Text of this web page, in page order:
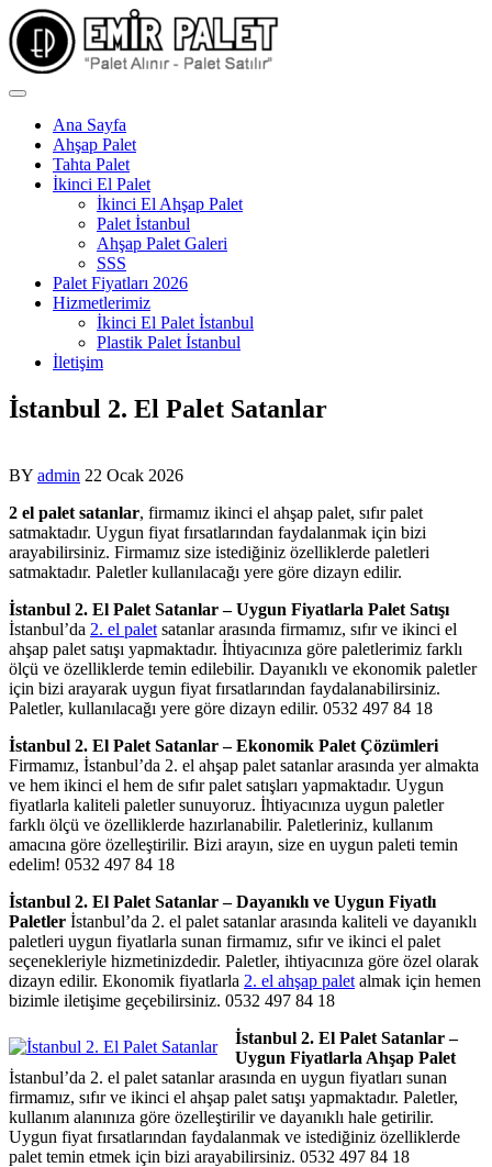
Skip
to
content
Ana Sayfa
Ahşap Palet
Tahta Palet
İkinci El Palet
İkinci El Ahşap Palet
Palet İstanbul
Ahşap Palet Galeri
SSS
Palet Fiyatları 2026
Hizmetlerimiz
İkinci El Palet İstanbul
Plastik Palet İstanbul
İletişim
İstanbul 2. El Palet Satanlar
BY admin 22 Ocak 2026
2 el palet satanlar, firmamız ikinci el ahşap palet, sıfır palet
satmaktadır. Uygun fiyat fırsatlarından faydalanmak için bizi
arayabilirsiniz. Firmamız size istediğiniz özelliklerde paletleri
satmaktadır. Paletler kullanılacağı yere göre dizayn edilir.
İstanbul 2. El Palet Satanlar – Uygun Fiyatlarla Palet Satışı
İstanbul’da 2. el palet satanlar arasında firmamız, sıfır ve ikinci el
ahşap palet satışı yapmaktadır. İhtiyacınıza göre paletlerimiz farklı
ölçü ve özelliklerde temin edilebilir. Dayanıklı ve ekonomik paletler
için bizi arayarak uygun fiyat fırsatlarından faydalanabilirsiniz.
Paletler, kullanılacağı yere göre dizayn edilir. 0532 497 84 18
İstanbul 2. El Palet Satanlar – Ekonomik Palet Çözümleri
Firmamız, İstanbul’da 2. el ahşap palet satanlar arasında yer almakta
ve hem ikinci el hem de sıfır palet satışları yapmaktadır. Uygun
fiyatlarla kaliteli paletler sunuyoruz. İhtiyacınıza uygun paletler
farklı ölçü ve özelliklerde hazırlanabilir. Paletleriniz, kullanım
amacına göre özelleştirilir. Bizi arayın, size en uygun paleti temin
edelim! 0532 497 84 18
İstanbul 2. El Palet Satanlar – Dayanıklı ve Uygun Fiyatlı
Paletler İstanbul’da 2. el palet satanlar arasında kaliteli ve dayanıklı
paletleri uygun fiyatlarla sunan firmamız, sıfır ve ikinci el palet
seçenekleriyle hizmetinizdedir. Paletler, ihtiyacınıza göre özel olarak
dizayn edilir. Ekonomik fiyatlarla 2. el ahşap palet almak için hemen
bizimle iletişime geçebilirsiniz. 0532 497 84 18
İstanbul 2. El Palet Satanlar –
Uygun Fiyatlarla Ahşap Palet
İstanbul’da 2. el palet satanlar arasında en uygun fiyatları sunan
firmamız, sıfır ve ikinci el ahşap palet satışı yapmaktadır. Paletler,
kullanım alanınıza göre özelleştirilir ve dayanıklı hale getirilir.
Uygun fiyat fırsatlarından faydalanmak ve istediğiniz özelliklerde
palet temin etmek için bizi arayabilirsiniz. 0532 497 84 18